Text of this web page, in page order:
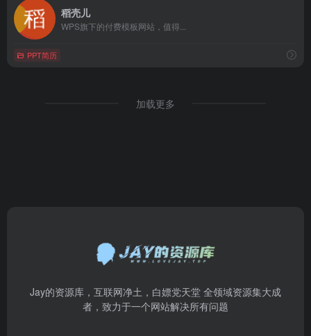
稻壳儿
WPS旗下的付费模板网站，值得...
PPT简历
加载更多
Jay的资源库，互联网净土，白嫖党天堂 全领域资源集大成
者，致力于一个网站解决所有问题